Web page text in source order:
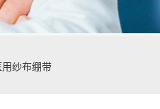
用纱布绷带